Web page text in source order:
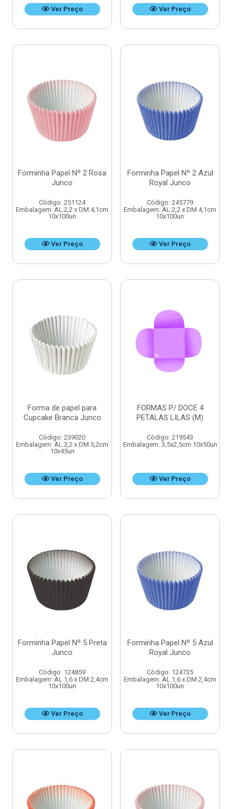
Ver Preço Ver Preço
Forminha Papel Nº 2 Rosa
Junco
Código: 251124
Embalagem: AL.2,2 x DM.4,1cm
10x100un
Ver Preço
Forminha Papel Nº 2 Azul
Royal Junco
Código: 245779
Embalagem: AL.2,2 x DM.4,1cm
10x100un
Ver Preço
Forma de papel para
Cupcake Branca Junco
Código: 239020
Embalagem: AL.3,2 x DM.5,2cm
10x45un
Ver Preço
FORMAS P/ DOCE 4
PETALAS LILAS (M)
Código: 219543
Embalagem: 3,5x2,5cm 10x50un
Ver Preço
Forminha Papel Nº 5 Preta
Junco
Código: 124859
Embalagem: AL.1,6 x DM.2,4cm
10x100un
Ver Preço
Forminha Papel Nº 5 Azul
Royal Junco
Código: 124735
Embalagem: AL.1,6 x DM.2,4cm
10x100un
Ver Preço